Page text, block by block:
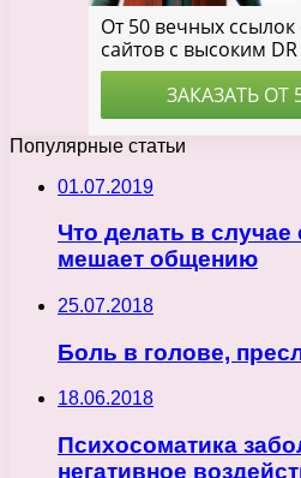
Популярные статьи
01.07.2019
Что делать в случае
мешает общению
25.07.2018
Боль в голове,
18.06.2018
Психосоматика
негативное